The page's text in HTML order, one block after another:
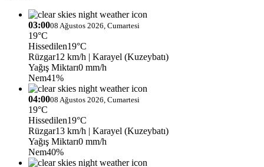
03:0008 Ağustos 2026, Cumartesi
19°C
Hissedilen19°C
Rüzgar12 km/h | Karayel (Kuzeybatı)
Yağış Miktarı0 mm/h
Nem41%
04:0008 Ağustos 2026, Cumartesi
19°C
Hissedilen19°C
Rüzgar13 km/h | Karayel (Kuzeybatı)
Yağış Miktarı0 mm/h
Nem40%